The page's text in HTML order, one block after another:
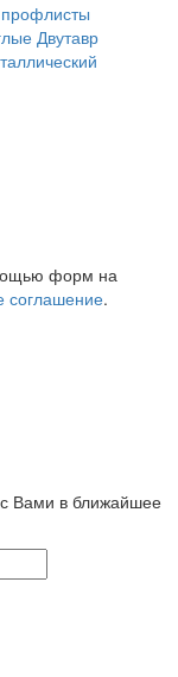
Двутавр
форм на
соглашение.
Вами в ближайшее